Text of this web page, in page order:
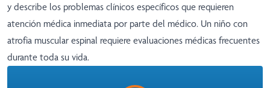
y describe los problemas clínicos específicos que requieren
atención médica inmediata por parte del médico. Un niño con
atrofia muscular espinal requiere evaluaciones médicas frecuentes
durante toda su vida.